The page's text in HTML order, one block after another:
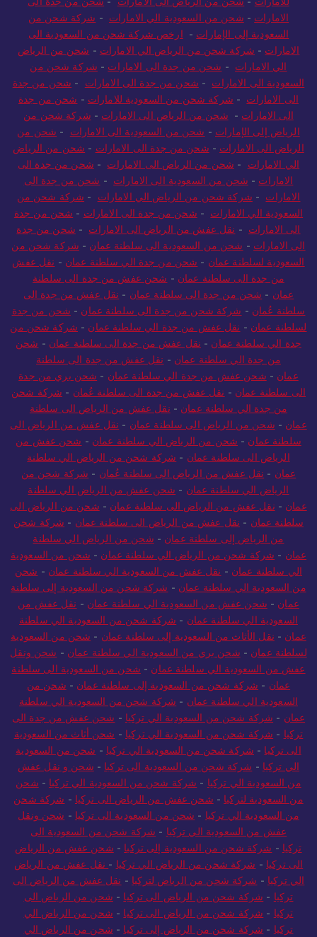
الامارات - شحن من السعودية الي الامارات - شركة شحن من
السعودية إلى الإمارات - ارخص شركة شحن من السعودية الى
الامارات - شركة شحن من الرياض الي الامارات - شحن من الرياض
الي الامارات - شحن من جدة الى الامارات - شركة شحن من
السعودية الى الامارات - شحن من جدة الى الامارات - شحن من جدة
الى الامارات - شركة شحن من السعودية للامارات - شحن من جدة
الى الامارات - شحن من الرياض الى الامارات - شركة شحن من
الرياض إلى الإمارات - شحن من السعودية الى الامارات - شحن من
الرياض الى الامارات - شحن من جدة الى الامارات - شحن من الرياض
الي الامارات - شحن من الرياض الى الامارات - شحن من جدة الى
الامارات - شحن من السعودية الى الامارات - شحن من جدة الى
الامارات - شركة شحن من الرياض الي الامارات - شركة شحن من
السعودية الي الامارات - شحن من جدة الى الامارات - شحن من جدة
الى الامارات - نقل عفش من الرياض الى الامارات - شحن من جدة
الى الامارات - شحن من السعودية الى سلطنة عمان - شركة شحن من
السعودية لسلطنة عمان - شحن من جدة الي سلطنة عمان - نقل عفش
من جدة الى سلطنة عمان - شحن عفش من جدة الى سلطنة
عمان - شحن من جدة الى سلطنة عمان - نقل عفش من جدة الى
سلطنة عُمان - شركة شحن من جدة الى سلطنة عمان - شحن من جدة
لسلطنة عمان - نقل عفش من جدة الي سلطنة عمان - شركة شحن من
جدة الي سلطنة عمان - نقل عفش من جدة الى سلطنة عمان - شحن
من جدة الي سلطنة عمان - نقل عفش من جدة الى سلطنة
عمان - شحن عفش من جدة الي سلطنة عمان - شحن بري من جدة
الى سلطنة عمان - نقل عفش من جدة الى سلطنة عُمان - شركة شحن
من جدة الي سلطنة عمان - نقل عفش من الرياض الى سلطنة
عمان - شحن من الرياض الى سلطنة عمان - نقل عفش من الرياض الى
سلطنة عمان - شحن من الرياض الي سلطنة عمان - شحن عفش من
الرياض الى سلطنة عمان - شركة شحن من الرياض الي سلطنة
عمان - نقل عفش من الرياض الى سلطنة عُمان - شركة شحن من
الرياض الي سلطنة عمان - شحن عفش من الرياض الي سلطنة
عمان - نقل عفش من الرياض الى سلطنة عمان - شحن من الرياض الى
سلطنة عمان - نقل عفش من الرياض الى سلطنة عمان - شركة شحن
من الرياض إلى سلطنة عمان - شحن من الرياض الي سلطنة
عمان - شركة شحن من الرياض الي سلطنة عمان - شحن من السعودية
الي سلطنة عمان - نقل عفش من السعودية الي سلطنة عمان - شحن
من السعودية الي سلطنة عمان - شركة شحن من السعودية إلى سلطنة
عمان - شحن عفش من السعودية الي سلطنة عمان - نقل عفش من
السعودية الي سلطنة عمان - شركة شحن من السعودية الي سلطنة
عمان - نقل الأثاث من السعودية إلى سلطنة عمان - شحن من السعودية
لسلطنة عمان - شحن بري من السعودية الي سلطنة عمان - شحن ونقل
عفش من السعودية الي سلطنة عمان - شحن من السعودية الى سلطنة
عمان - شركة شحن من السعودية إلى سلطنة عمان - شحن من
السعودية الي سلطنة عمان - شركة شحن من السعودية الي سلطنة
عمان - شركة شحن من السعودية الي تركيا - شحن عفش من جدة الى
تركيا - شركة شحن من السعودية الي تركيا - شحن أثاث من السعودية
الى تركيا - شركة شحن من السعودية الي تركيا - شحن من السعودية
الي تركيا - شركة شحن من السعودية الى تركيا - شحن و نقل عفش
من السعودية الي تركيا - شركة شحن من السعودية الي تركيا - شحن
من السعودية لتركيا - شحن عفش من الرياض الى تركيا - شركة شحن
من السعودية الي تركيا - شحن من السعودية الى تركيا - شحن ونقل
عفش من السعودية الي تركيا - شركة شحن من السعودية الى
تركيا - شركة شحن من السعودية إلى تركيا - شحن عفش من الرياض
الى تركيا - شركة شحن من الرياض الي تركيا - نقل عفش من الرياض
الي تركيا - شركة شحن من الرياض لتركيا - نقل عفش من الرياض الى
تركيا - شركة شحن من الرياض الى تركيا - شحن من الرياض الى
تركيا - شركة شحن من الرياض الى تركيا - شحن من الرياض الي
تركيا - شركة شحن من الرياض إلى تركيا - شحن من الرياض الي